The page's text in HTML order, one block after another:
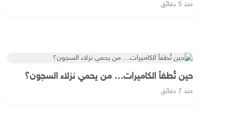
منذ 5 دقائق
حين تُطفأ الكاميرات… من يحمي نزلاء السجون؟
منذ 7 دقائق